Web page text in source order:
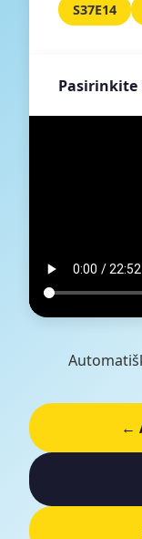
S37E14
Pasirinkite
←